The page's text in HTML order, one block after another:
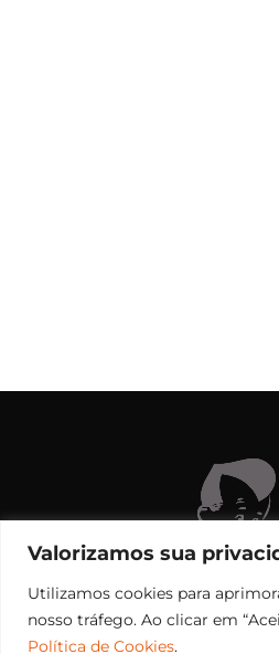
Valorizamos sua
Utilizamos cookies para
nosso tráfego. Ao clicar em
Política de Cookies.